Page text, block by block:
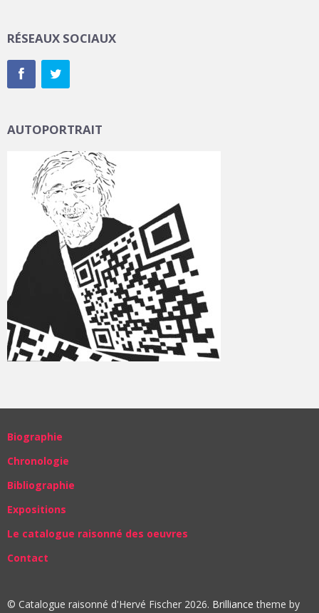
RÉSEAUX SOCIAUX
AUTOPORTRAIT
Biographie
Chronologie
Bibliographie
Expositions
Le catalogue raisonné des oeuvres
Contact
© Catalogue raisonné d'Hervé Fischer 2026. Brilliance theme by